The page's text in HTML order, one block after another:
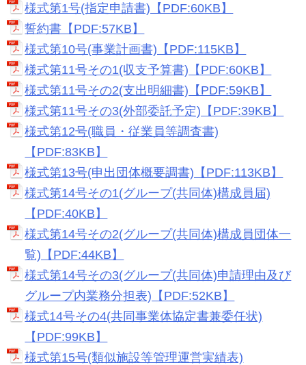
様式第1号(指定申請書)【PDF:60KB】
誓約書【PDF:57KB】
様式第10号(事業計画書)【PDF:115KB】
様式第11号その1(収支予算書)【PDF:60KB】
様式第11号その2(支出明細書)【PDF:59KB】
様式第11号その3(外部委託予定)【PDF:39KB】
様式第12号(職員・従業員等調査書)
【PDF:83KB】
様式第13号(申出団体概要調書)【PDF:113KB】
様式第14号その1(グループ(共同体)構成員届)
【PDF:40KB】
様式第14号その2(グループ(共同体)構成員団体一
覧)【PDF:44KB】
様式第14号その3(グループ(共同体)申請理由及び
グループ内業務分担表)【PDF:52KB】
様式14号その4(共同事業体協定書兼委任状)
【PDF:99KB】
様式第15号(類似施設等管理運営実績表)